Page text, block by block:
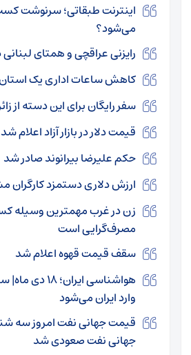
اینترنت طبقاتی؛ سرنوشت
می‌شود؟
رایزنی عراقچی و همتای لبنانی
کاهش ساعات اداری یک استان
سفر رایگان برای این دسته از
قیمت دلار در بازار آزاد اعلام شد (۱۲ شهریور
حکم علیرضا بیرانوند صادر شد
ارزش دلاری دستمزد
زن در غرب مهمترین وسیله
مصرف‌گرایی است
سقف قیمت قهوه اعلام شد
هواشناسی
وارد ایران می‌شود
جهانی نفت صعودی شد